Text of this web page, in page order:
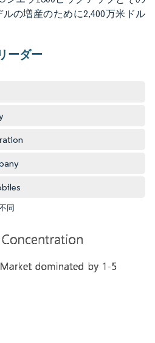
の増産のために2,400万米ドル
ーダー
同